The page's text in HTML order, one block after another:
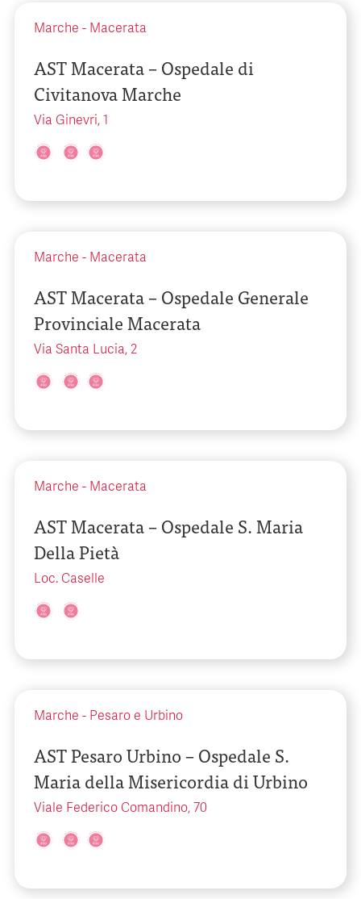
Marche - Macerata
AST Macerata – Ospedale di
Civitanova Marche
Via Ginevri, 1
Marche - Macerata
AST Macerata – Ospedale Generale
Provinciale Macerata
Via Santa Lucia, 2
Marche - Macerata
AST Macerata – Ospedale S. Maria
Della Pietà
Loc. Caselle
Marche - Pesaro e Urbino
AST Pesaro Urbino – Ospedale S.
Maria della Misericordia di Urbino
Viale Federico Comandino, 70